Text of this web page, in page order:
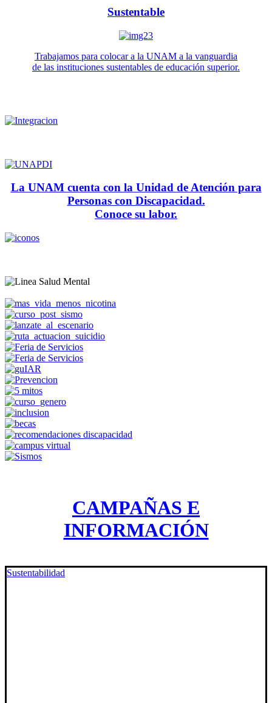
Sustentable
Trabajamos para colocar a la UNAM a la vanguardia
de las instituciones sustentables de educación superior.
La UNAM cuenta con la Unidad de Atención para
Personas con Discapacidad.
Conoce su labor.
CAMPAÑAS E
INFORMACIÓN
Sustentabilidad